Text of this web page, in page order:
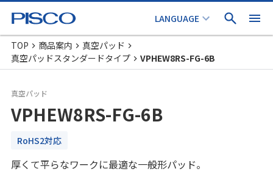
TOP 商品案内
真空パッド
真空パッドスタンダードタイプ
VPHEW8RS-FG-6B
真空パッド
VPHEW8RS-FG-6B
RoHS2対応
厚くて平らなワークに最適な一般形パッド。